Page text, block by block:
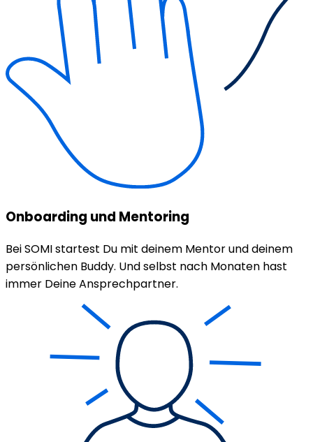
Onboarding und Mentoring
Bei SOMI startest Du mit deinem Mentor und deinem
persönlichen Buddy. Und selbst nach Monaten hast
immer Deine Ansprechpartner.